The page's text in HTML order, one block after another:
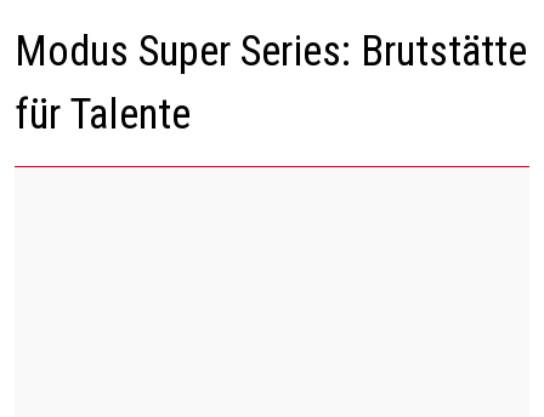
Modus Super Series: Brutstätte
für Talente